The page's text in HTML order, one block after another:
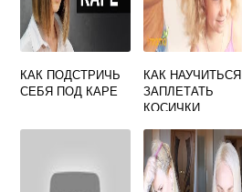
КАК ПОДСТРИЧЬ
СЕБЯ ПОД КАРЕ
КАК НАУЧИТЬСЯ
ЗАПЛЕТАТЬ
КОСИЧКИ